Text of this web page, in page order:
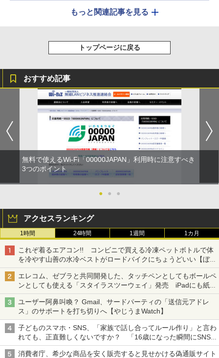
もっと関連記事を見る
トップページに戻る
おすすめ記事
無料で使えるWi-Fi「00000JAPAN」利用時に注意すべき
3つのポイント
● ● ●
アクセスランキング
1時間 24時間 1週間 1カ月
これぞ着るエアコン!! コンビニで買える冷凍ペットボトルで体
を冷やす山善の水冷ベストがロードバイクにちょうどいい【ぼっ
ち・ざ・ろーど！その14】【空いた時間でなにしてる？】
エレコム、ゼブラと共同開発した、タッチペンとしてもボールペ
ンとしても使える「スタイラスツーウェイ」発売 iPadにも紙に
も、持ち替えずに書き込める
ユーザー阿鼻叫喚？ Gmail、サードパーティの「送信元アドレ
ス」のサポートを打ち切りへ【やじうまWatch】
子どものスマホ・SNS、「家族で話し合ってルール作り」と言わ
れても、正直難しくないですか？ 「16歳になった瞬間にSNS
デビューする方が怖い」という上沼紫野弁護士にヒントを聞く
消費者庁、希少な商品を安く販売すると見せかける偽通販サイト